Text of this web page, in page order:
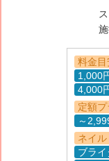
料金目
1,000
4,000
定額
～
ネイ
ブラ